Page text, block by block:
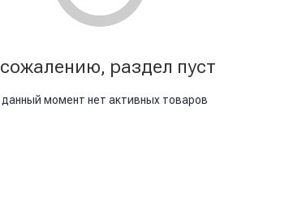
раздел пуст
данный момент нет активных товаров